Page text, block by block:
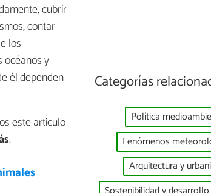
cubrir
contar
los
océanos y
él dependen
este articulo
.
Categorías
Política
Fenómenos
Arquitectura y